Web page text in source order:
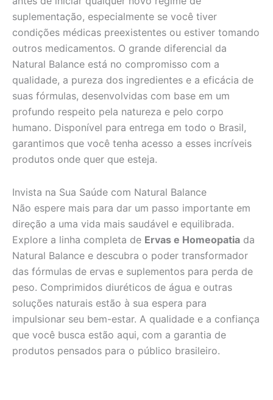
suplementação, especialmente se você tiver
condições médicas preexistentes ou estiver tomando
outros medicamentos. O grande diferencial da
Natural Balance está no compromisso com a
qualidade, a pureza dos ingredientes e a eficácia de
suas fórmulas, desenvolvidas com base em um
profundo respeito pela natureza e pelo corpo
humano. Disponível para entrega em todo o Brasil,
garantimos que você tenha acesso a esses incríveis
produtos onde quer que esteja.
Invista na Sua Saúde com Natural Balance
Não espere mais para dar um passo importante em
direção a uma vida mais saudável e equilibrada.
Explore a linha completa de Ervas e Homeopatia da
Natural Balance e descubra o poder transformador
das fórmulas de ervas e suplementos para perda de
peso. Comprimidos diuréticos de água e outras
soluções naturais estão à sua espera para
impulsionar seu bem-estar. A qualidade e a confiança
que você busca estão aqui, com a garantia de
produtos pensados para o público brasileiro.